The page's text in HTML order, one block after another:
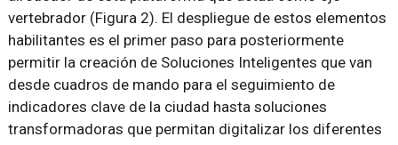
vertebrador (Figura 2). El despliegue de estos elementos
habilitantes es el primer paso para posteriormente
permitir la creación de Soluciones Inteligentes que van
desde cuadros de mando para el seguimiento de
indicadores clave de la ciudad hasta soluciones
transformadoras que permitan digitalizar los diferentes